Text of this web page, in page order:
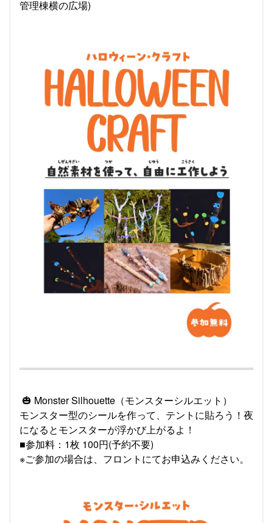
管理棟横の広場)
🎃 Monster Silhouette（モンスターシルエット）
モンスター型のシールを作って、テントに貼ろう！夜
になるとモンスターが浮かび上がるよ！
■参加料：1枚 100円(予約不要)
※ご参加の場合は、フロントにてお申込みください。